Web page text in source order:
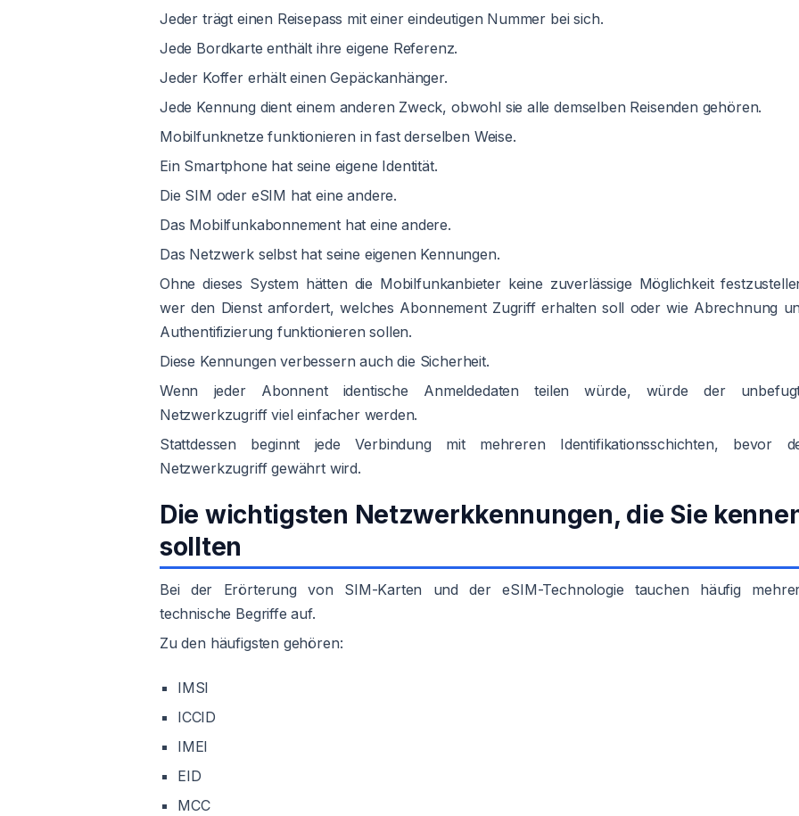
Jeder trägt einen Reisepass mit einer eindeutigen Nummer bei sich.
Jede Bordkarte enthält ihre eigene Referenz.
Jeder Koffer erhält einen Gepäckanhänger.
Jede Kennung dient einem anderen Zweck, obwohl sie alle demselben Reisenden gehören.
Mobilfunknetze funktionieren in fast derselben Weise.
Ein Smartphone hat seine eigene Identität.
Die SIM oder eSIM hat eine andere.
Das Mobilfunkabonnement hat eine andere.
Das Netzwerk selbst hat seine eigenen Kennungen.
Ohne dieses System hätten die Mobilfunkanbieter keine zuverlässige Möglichkeit
wer den Dienst anfordert, welches Abonnement Zugriff erhalten soll oder wie Abrechnung
Authentifizierung funktionieren sollen.
Diese Kennungen verbessern auch die Sicherheit.
Wenn jeder Abonnent identische Anmeldedaten teilen würde, würde der
Netzwerkzugriff viel einfacher werden.
Stattdessen beginnt jede Verbindung mit mehreren Identifikationsschichten, bevor
Netzwerkzugriff gewährt wird.
Die wichtigsten Netzwerkkennungen, die Sie
sollten
Bei der Erörterung von SIM-Karten und der eSIM-Technologie tauchen häufig
technische Begriffe auf.
Zu den häufigsten gehören:
IMSI
ICCID
IMEI
EID
MCC